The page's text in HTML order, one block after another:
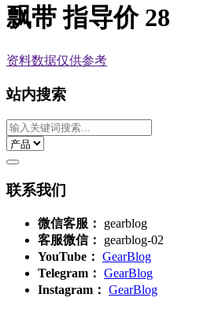
飘带 指导价 28
资料数据仅供参考
站内搜索
联系我们
微信客服：
gearblog
客服微信：
gearblog-02
YouTube： GearBlog
Telegram： GearBlog
Instagram： GearBlog